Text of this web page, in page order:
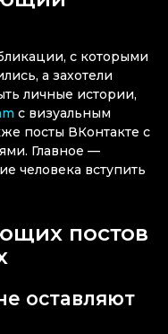
с которыми
а захотели
личные истории,
с визуальным
посты ВКонтакте с
Главное —
человека вступить
постов
оставляют